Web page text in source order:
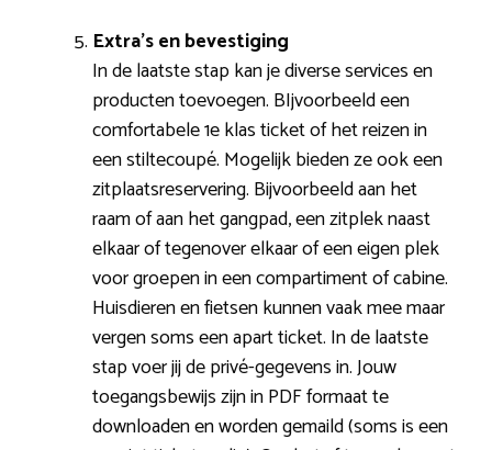
Extra’s en bevestiging
In de laatste stap kan je diverse services en
producten toevoegen. BIjvoorbeeld een
comfortabele 1e klas ticket of het reizen in
een stiltecoupé. Mogelijk bieden ze ook een
zitplaatsreservering. Bijvoorbeeld aan het
raam of aan het gangpad, een zitplek naast
elkaar of tegenover elkaar of een eigen plek
voor groepen in een compartiment of cabine.
Huisdieren en fietsen kunnen vaak mee maar
vergen soms een apart ticket. In de laatste
stap voer jij de privé-gegevens in. Jouw
toegangsbewijs zijn in PDF formaat te
downloaden en worden gemaild (soms is een